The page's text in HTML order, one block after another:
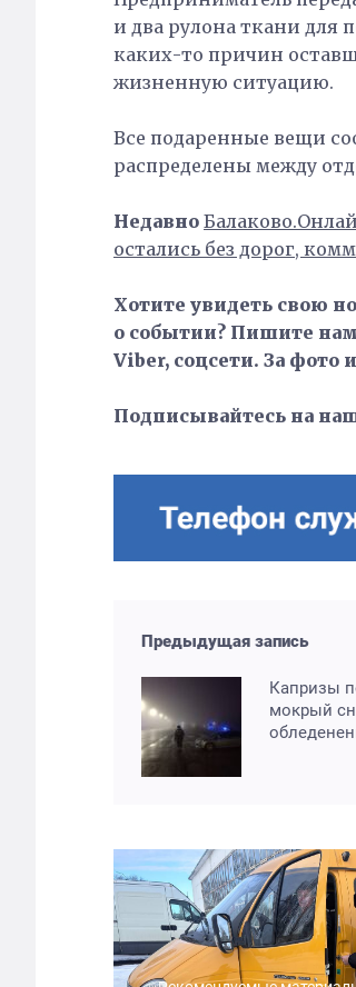
и два рулона ткани для
каких-то причин
жизненную ситуацию.
Все подаренные вещи
распределены между
Недавно
остались без дорог,
Хотите увидеть свою
о событии? Пишите
Viber, соцсети. За фото
Подписывайтесь на
Предыдущая запись
Капризы
мокрый